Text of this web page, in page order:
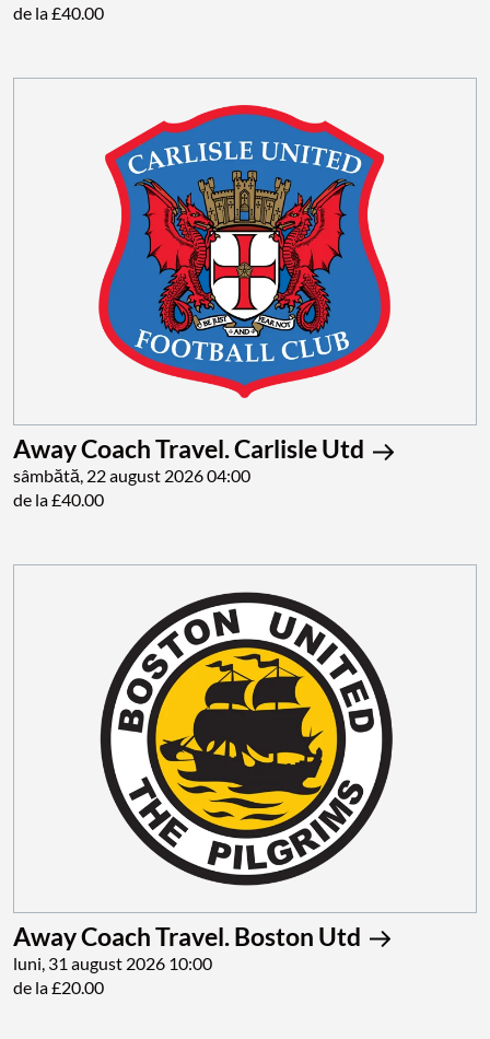
de la £40.00
Away Coach Travel. Carlisle Utd
sâmbătă, 22 august 2026 04:00
de la £40.00
Away Coach Travel. Boston Utd
luni, 31 august 2026 10:00
de la £20.00